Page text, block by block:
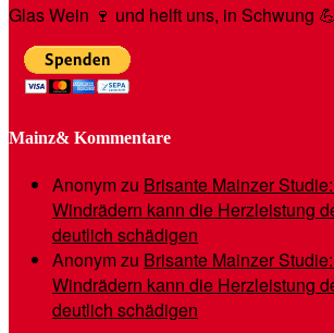
Glas Wein 🍷 und helft uns, in Schwung
Mainz& Kommentare
Anonymzu Brisante Mainzer
Windrädern kann die Herzleistung
deutlich schädigen
Anonymzu Brisante Mainzer
Windrädern kann die Herzleistung
deutlich schädigen